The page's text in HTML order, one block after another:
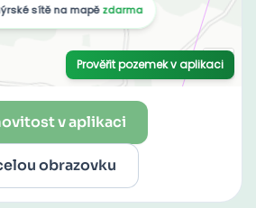
v aplikaci
obrazovku